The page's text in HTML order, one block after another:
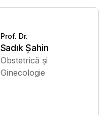
Prof. Dr.
Sadık Şahin
Obstetrică și
Ginecologie